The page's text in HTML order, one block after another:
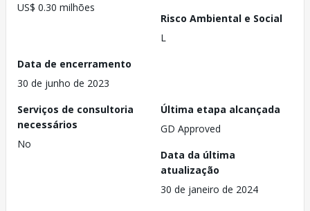
US$ 0.30 milhões
Risco Ambiental e Social
L
Data de encerramento
30 de junho de 2023
Serviços de consultoria
necessários
No
Última etapa alcançada
GD Approved
Data da última
atualização
30 de janeiro de 2024